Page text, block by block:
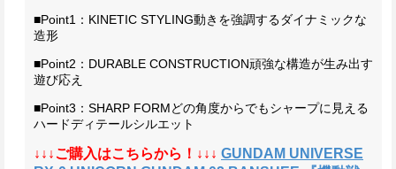
■Point1：KINETIC STYLING動きを強調するダイナミックな
造形
■Point2：DURABLE CONSTRUCTION頑強な構造が生み出す
遊び応え
■Point3：SHARP FORMどの角度からでもシャープに見える
ハードディテールシルエット
↓↓↓ご購入はこちらから！↓↓↓ GUNDAM UNIVERSE